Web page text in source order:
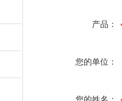
产品：
您的单位：